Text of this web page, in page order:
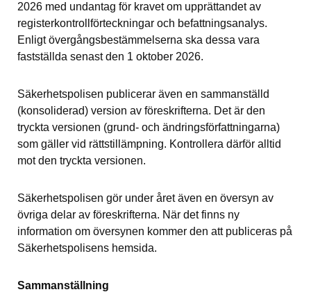
2026 med undantag för kravet om upprättandet av
registerkontrollförteckningar och befattningsanalys.
Enligt övergångsbestämmelserna ska dessa vara
fastställda senast den 1 oktober 2026.
Säkerhetspolisen publicerar även en sammanställd
(konsoliderad) version av föreskrifterna. Det är den
tryckta versionen (grund- och ändringsförfattningarna)
som gäller vid rättstillämpning. Kontrollera därför alltid
mot den tryckta versionen.
Säkerhetspolisen gör under året även en översyn av
övriga delar av föreskrifterna. När det finns ny
information om översynen kommer den att publiceras på
Säkerhetspolisens hemsida.
Sammanställning